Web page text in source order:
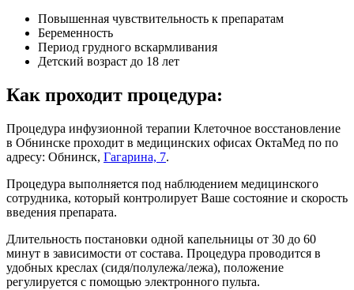
Повышенная чувствительность к препаратам
Беременность
Период грудного вскармливания
Детский возраст до 18 лет
Как проходит процедура:
Процедура инфузионной терапии Клеточное восстановление
в Обнинске проходит в медицинских офисах ОктаМед по по
адресу: Обнинск, Гагарина, 7.
Процедура выполняется под наблюдением медицинского
сотрудника, который контролирует Ваше состояние и скорость
введения препарата.
Длительность постановки одной капельницы от 30 до 60
минут в зависимости от состава. Процедура проводится в
удобных креслах (сидя/полулежа/лежа), положение
регулируется с помощью электронного пульта.